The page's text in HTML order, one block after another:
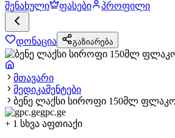
შენახული
ფასები პროფილი
დონაცია გაზიარება
მთავარი
მედიკამენტები
ბენე ლაქსი სიროფი 150მლ
gpc.ge
+ 1 სხვა აფთიაქი